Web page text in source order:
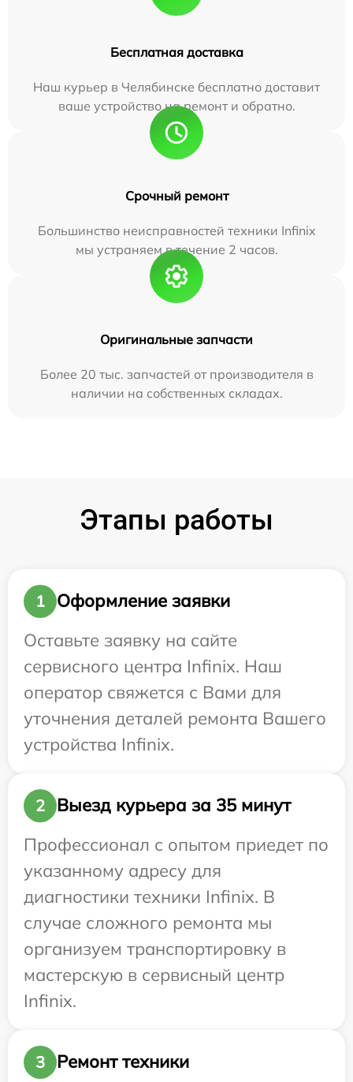
Бесплатная доставка
Наш курьер в Челябинске бесплатно доставит
ваше устройство на ремонт и обратно.
Срочный ремонт
Большинство неисправностей техники Infinix
мы устраняем в течение 2 часов.
Оригинальные запчасти
Более 20 тыс. запчастей от производителя в
наличии на собственных складах.
Этапы работы
1
Оформление заявки
Оставьте заявку на сайте
сервисного центра Infinix. Наш
оператор свяжется с Вами для
уточнения деталей ремонта Вашего
устройства Infinix.
2
Выезд курьера за 35 минут
Профессионал с опытом приедет по
указанному адресу для
диагностики техники Infinix. В
случае сложного ремонта мы
организуем транспортировку в
мастерскую в сервисный центр
Infinix.
3 Ремонт техники